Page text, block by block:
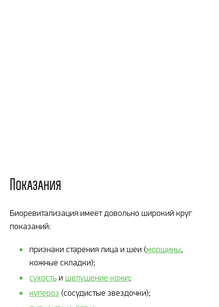
Показания
Биоревитализация имеет довольно широкий круг
показаний:
признаки старения лица и шеи (морщины,
кожные складки);
сухость и шелушение кожи;
купероз (сосудистые звездочки);